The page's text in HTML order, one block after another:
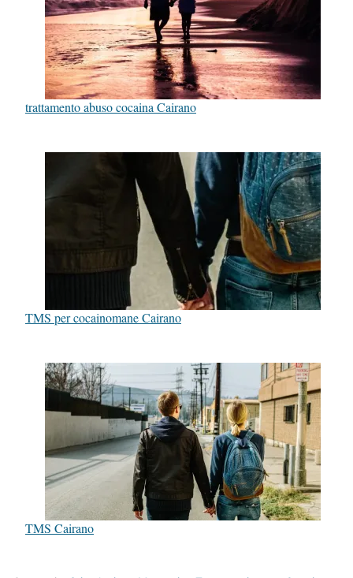
trattamento abuso cocaina Cairano
TMS per cocainomane Cairano
TMS Cairano